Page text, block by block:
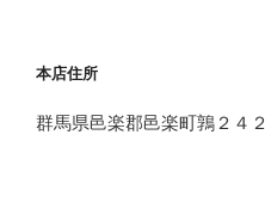
本店住所
群馬県邑楽郡邑楽町鶉２４２